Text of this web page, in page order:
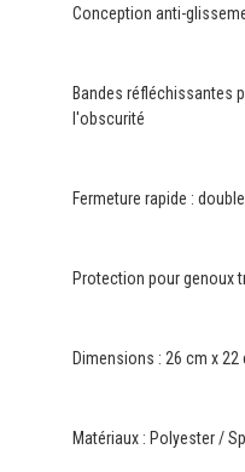
Conception anti-
Bandes réfléchissantes
l'obscurité
Fermeture rapide :
Protection pour genoux
Dimensions : 26 cm x 22
Matériaux : Polyester /